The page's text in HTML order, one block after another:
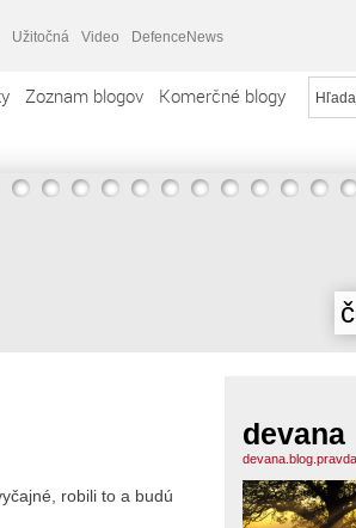
Užitočná Video DefenceNews
Zoznam blogov Komerčné blogy
robili to a budú
devana